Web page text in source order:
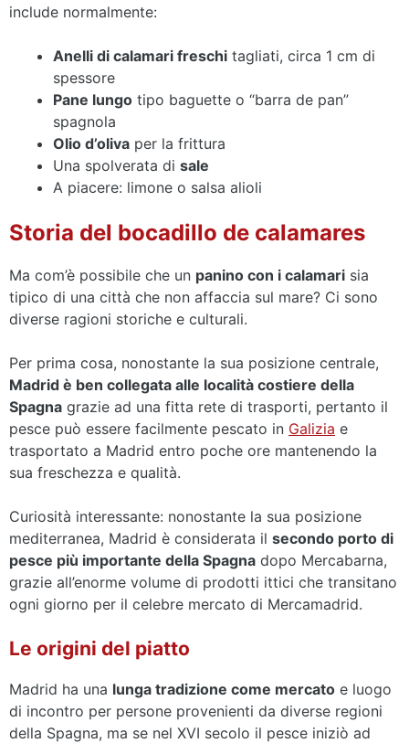
include normalmente:
Anelli di calamari freschi tagliati, circa 1 cm di
spessore
Pane lungo tipo baguette o “barra de pan”
spagnola
Olio d’oliva per la frittura
Una spolverata di sale
A piacere: limone o salsa alioli
Storia del bocadillo de calamares
Ma com’è possibile che un panino con i calamari sia
tipico di una città che non affaccia sul mare? Ci sono
diverse ragioni storiche e culturali.
Per prima cosa, nonostante la sua posizione centrale,
Madrid è ben collegata alle località costiere della
Spagna grazie ad una fitta rete di trasporti, pertanto il
pesce può essere facilmente pescato in Galizia e
trasportato a Madrid entro poche ore mantenendo la
sua freschezza e qualità.
Curiosità interessante: nonostante la sua posizione
mediterranea, Madrid è considerata il secondo porto di
pesce più importante della Spagna dopo Mercabarna,
grazie all’enorme volume di prodotti ittici che transitano
ogni giorno per il celebre mercato di Mercamadrid.
Le origini del piatto
Madrid ha una lunga tradizione come mercato e luogo
di incontro per persone provenienti da diverse regioni
della Spagna, ma se nel XVI secolo il pesce iniziò ad